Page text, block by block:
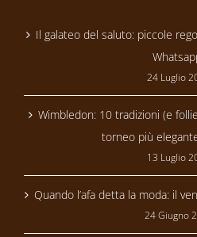
Il galateo del saluto: piccole
24 Luglio
Wimbledon: 10 tradizioni (e
torneo più
13 Luglio
Quando l’afa detta la moda: il
24 Giugno